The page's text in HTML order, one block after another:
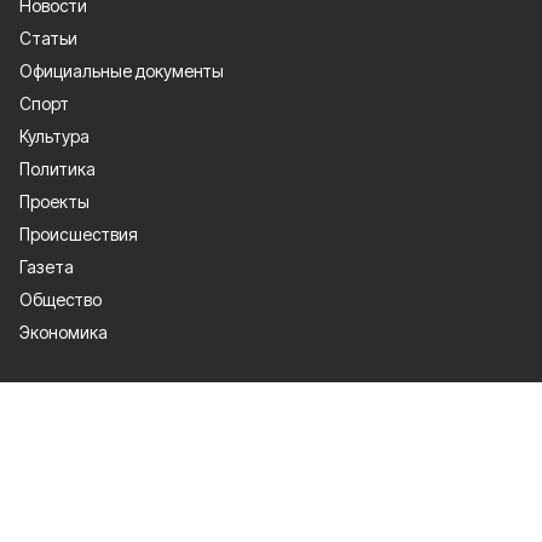
Новости
Статьи
Официальные документы
Спорт
Культура
Политика
Проекты
Происшествия
Газета
Общество
Экономика